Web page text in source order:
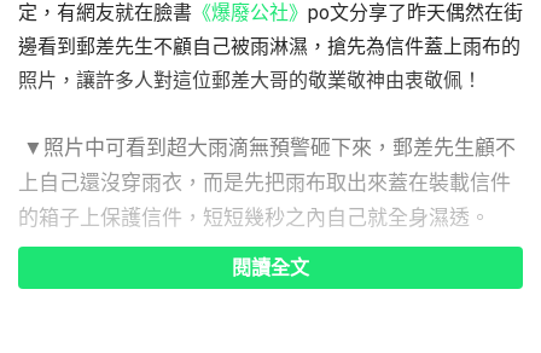
定，有網友就在臉書 《爆廢公社》 po文分享了昨天偶然在街
邊看到郵差先生不顧自己被雨淋濕，搶先為信件蓋上雨布的
照片，讓許多人對這位郵差大哥的敬業敬神由衷敬佩！
▼照片中可看到超大雨滴無預警砸下來，郵差先生顧不
上自己還沒穿雨衣，而是先把雨布取出來蓋在裝載信件
的箱子上保護信件，短短幾秒之內自己就全身濕透。
閱讀全文